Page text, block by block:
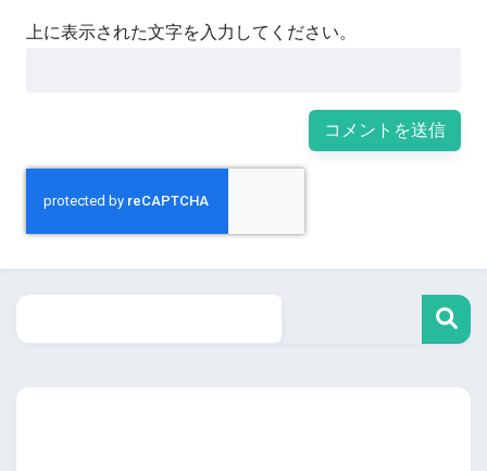
上に表示された文字を入力してください。